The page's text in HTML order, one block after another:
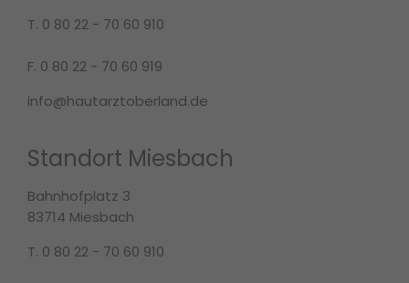
T. 0 80 22 - 70 60 910
F. 0 80 22 - 70 60 919
info@hautarztoberland.de
Standort Miesbach
Bahnhofplatz 3
83714 Miesbach
T. 0 80 22 - 70 60 910